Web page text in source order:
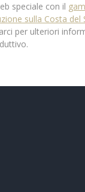
speciale con il
sulla Costa del
per ulteriori